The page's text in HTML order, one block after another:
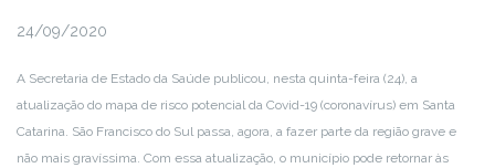
24/09/2020
A Secretaria de Estado da Saúde publicou, nesta quinta-feira (24), a
atualização do mapa de risco potencial da Covid-19 (coronavírus) em Santa
Catarina. São Francisco do Sul passa, agora, a fazer parte da região grave e
não mais gravíssima. Com essa atualização, o município pode retornar às